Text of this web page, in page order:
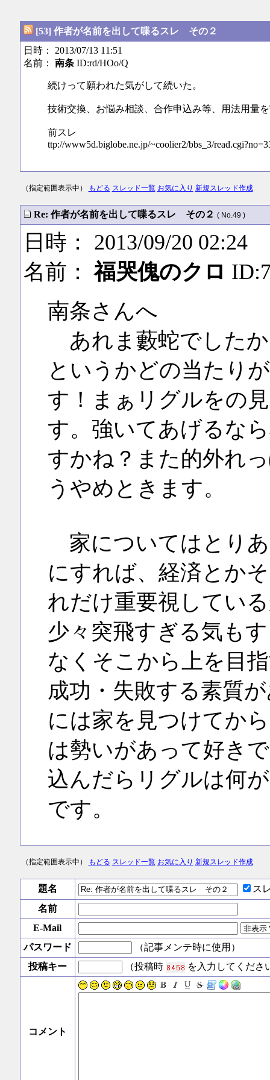
[53] 作者が名前を出して喋るスレ その２
日時： 2013/07/13 11:51
名前： 南条ID:rd/HOo/Q
続けって願われた気がして続いた。
技術交換、お悩み相談、合作申込み等、用法用量
前スレ
ttp://www5d.biglobe.ne.jp/~coolier2/bbs_3/
（指定範囲表示中） もどる スレッド一覧 お気に入り 新規スレッド作成
Re: 作者が名前を出して喋るスレ その２ ( No.49 )
日時： 2013/09/20 02:24
名前：福哭傀のクロ
南条さんへ
あれま藪蛇でした
というかどの当たり
す！まぁリグルをの
す。強いてあげるな
すかね？また的外れ
うやめときます。
家についてはとり
にすれば、経済とか
れだけ重要視してい
少々突飛すぎる気も
なくそこから上を目
成功・失敗する素質
には家を見つけてか
は勢いがあって好き
込んだらリグルは何
です。
（指定範囲表示中） もどる スレッド一覧 お気に入り 新規スレッド作成
題名
ス
名前
E-Mail
パスワード
（記事メンテ時に使用）
投稿キー
（投稿時 を入力してくださ
コメント